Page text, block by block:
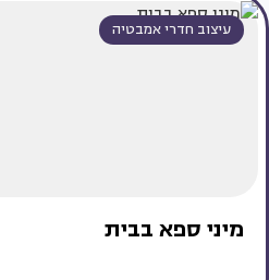
עיצוב חדרי אמבטיה
מיני ספא בבית